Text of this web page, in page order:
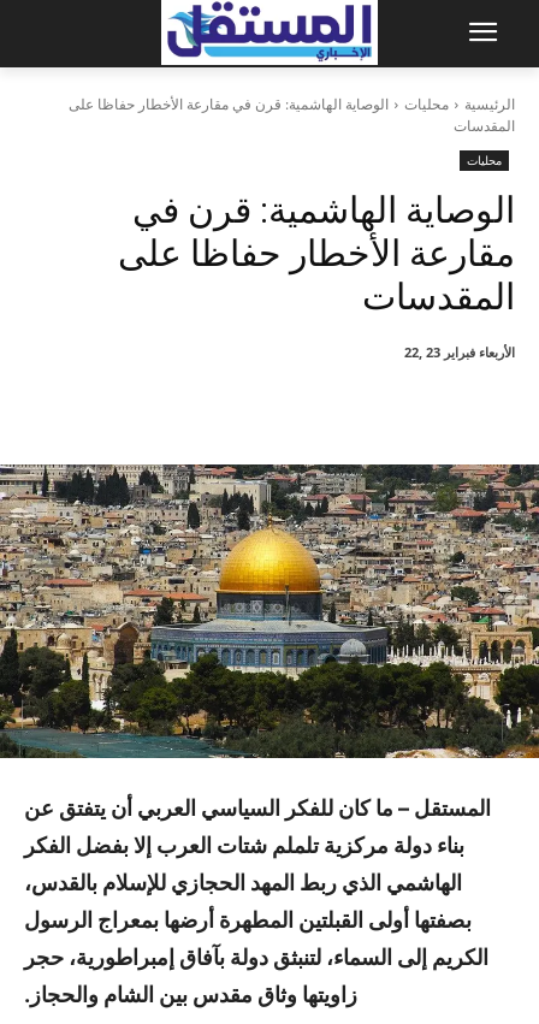
الرئيسية محليات
الوصاية الهاشمية: قرن في مقارعة الأخطار حفاظا على
المقدسات
محليات
الوصاية الهاشمية: قرن في
مقارعة الأخطار حفاظا على
المقدسات
الأربعاء فبراير 23 ,22
المستقل – ما كان للفكر السياسي العربي أن يتفتق عن
بناء دولة مركزية تلملم شتات العرب إلا بفضل الفكر
الهاشمي الذي ربط المهد الحجازي للإسلام بالقدس،
بصفتها أولى القبلتين المطهرة أرضها بمعراج الرسول
الكريم إلى السماء، لتنبثق دولة بآفاق إمبراطورية، حجر
زاويتها وثاق مقدس بين الشام والحجاز.